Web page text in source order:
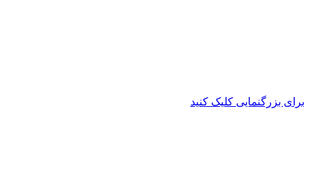
برای بزرگنمایی کلیک کنید